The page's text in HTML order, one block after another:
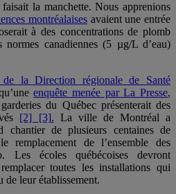
la manchette. Nous apprenions
montréalaisesavaient une entrée
à des concentrations de plomb
normes canadiennes (5 µg/L d’eau)
la Direction régionale de Santé
enquête menée par La Presse,
du Québec présenterait des
[2] [3]. La ville de Montréal a
chantier de plusieurs centaines de
remplacement de l’ensemble des
Les écoles québécoises devront
toutes les installations qui
de leur établissement.